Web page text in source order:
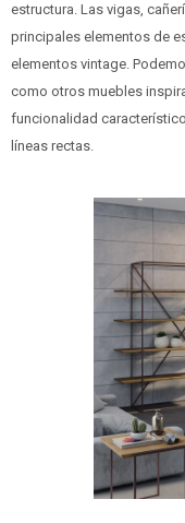
estructura. Las vigas,
principales elementos de
elementos vintage.
como otros muebles
funcionalidad
líneas rectas.